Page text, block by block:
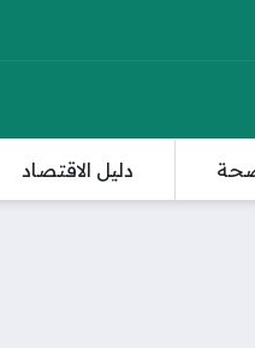
دليل الاقتصاد